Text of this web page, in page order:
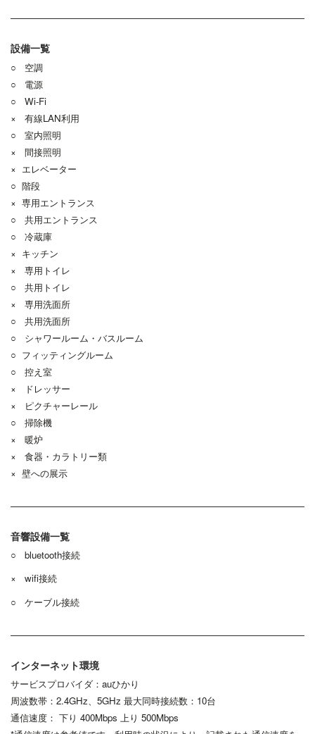
設備一覧
○ 空調
○ 電源
○ Wi-Fi
× 有線LAN利用
○ 室内照明
× 間接照明
× エレベーター
○ 階段
× 専用エントランス
○ 共用エントランス
○ 冷蔵庫
× キッチン
× 専用トイレ
○ 共用トイレ
× 専用洗面所
○ 共用洗面所
○ シャワールーム・バスルーム
○ フィッティングルーム
○ 控え室
× ドレッサー
× ピクチャーレール
○ 掃除機
× 暖炉
× 食器・カラトリー類
× 壁への展示
音響設備一覧
○ bluetooth接続
× wifi接続
○ ケーブル接続
インターネット環境
サービスプロバイダ：auひかり
周波数帯：2.4GHz、5GHz 最大同時接続数：10台
通信速度： 下り 400Mbps 上り 500Mbps